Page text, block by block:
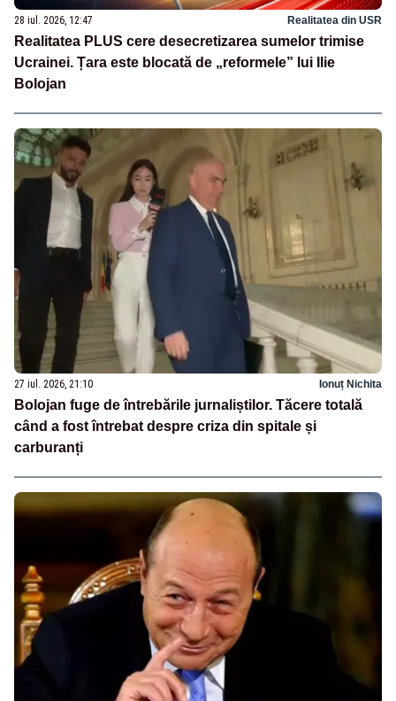
28 iul. 2026, 12:47 Realitatea din USR
Realitatea PLUS cere desecretizarea sumelor trimise
Ucrainei. Țara este blocată de „reformele” lui Ilie
Bolojan
27 iul. 2026, 21:10 Ionuț Nichita
Bolojan fuge de întrebările jurnaliștilor. Tăcere totală
când a fost întrebat despre criza din spitale și
carburanți